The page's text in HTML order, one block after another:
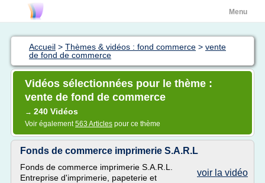
Menu
Accueil > Thèmes & vidéos : fond commerce > vente
de fond de commerce
Vidéos sélectionnées pour le thème :
vente de fond de commerce
→ 240 Vidéos
Voir également563 Articles pour ce thème
Fonds de commerce imprimerie S.A.R.L
voir la vidéo
Fonds de commerce imprimerie S.A.R.L.
Entreprise d'imprimerie, papeterie et